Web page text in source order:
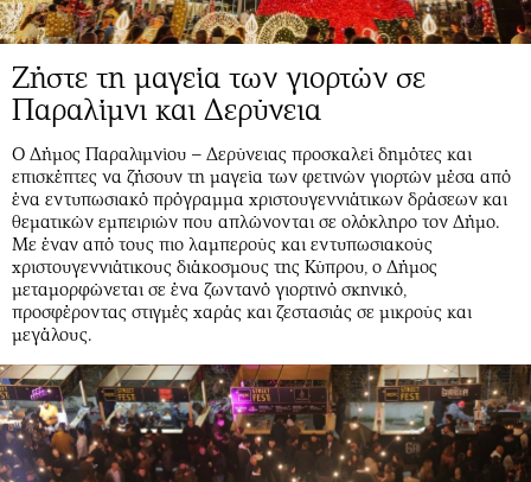
Ζήστε τη μαγεία των γιορτών σε
Παραλίμνι και Δερύνεια
Ο Δήμος Παραλιμνίου – Δερύνειας προσκαλεί δημότες και
επισκέπτες να ζήσουν τη μαγεία των φετινών γιορτών μέσα από
ένα εντυπωσιακό πρόγραμμα χριστουγεννιάτικων δράσεων και
θεματικών εμπειριών που απλώνονται σε ολόκληρο τον Δήμο.
Με έναν από τους πιο λαμπερούς και εντυπωσιακούς
χριστουγεννιάτικους διάκοσμους της Κύπρου, ο Δήμος
μεταμορφώνεται σε ένα ζωντανό γιορτινό σκηνικό,
προσφέροντας στιγμές χαράς και ζεστασιάς σε μικρούς και
μεγάλους.